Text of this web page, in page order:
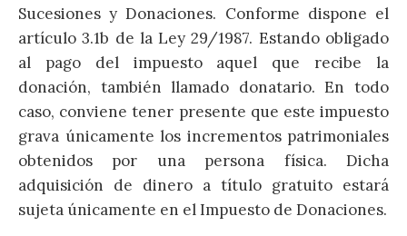
Sucesiones y Donaciones. Conforme dispone el
artículo 3.1b de la Ley 29/1987. Estando obligado
al pago del impuesto aquel que recibe la
donación, también llamado donatario. En todo
caso, conviene tener presente que este impuesto
grava únicamente los incrementos patrimoniales
obtenidos por una persona física. Dicha
adquisición de dinero a título gratuito estará
sujeta únicamente en el Impuesto de Donaciones.